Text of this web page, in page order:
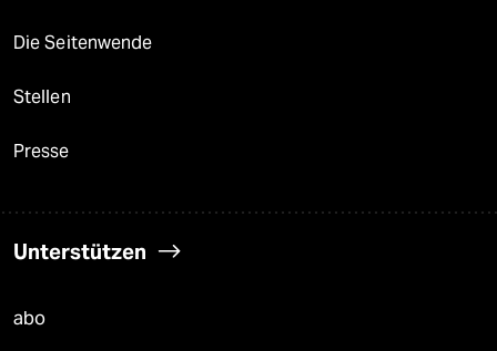
Die Seitenwende
Stellen
Presse
Unterstützen
abo